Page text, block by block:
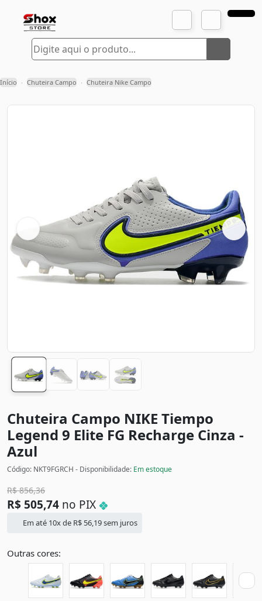
Início › Chuteira Campo › Chuteira Nike Campo
Chuteira Campo NIKE Tiempo
Legend 9 Elite FG Recharge Cinza -
Azul
Código: NKT9FGRCH - Disponibilidade: Em estoque
R$856,36
R$ 505,74 no PIX
Em até 10x de R$ 56,19sem juros
Outras cores: